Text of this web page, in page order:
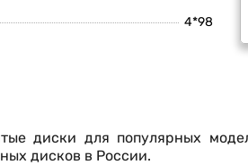
4*98
диски для популярных
дисков в России.